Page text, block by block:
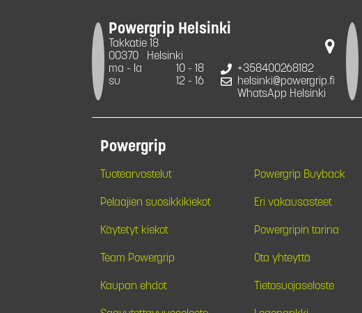
Powergrip Helsinki
Takkatie 18
00370
Helsinki
ma - la
10 - 18
su
12 - 16
+358400268182
helsinki@powergrip.fi
WhatsApp Helsinki
Powergrip
Tuotearvostelut Powergrip Buyback
Pelaajien suosikkikiekot Eri vakausasteet
Käytetyt kiekot Powergripin tarina
Team Powergrip Ota yhteyttä
Kaupan ehdot Tietosuojaseloste